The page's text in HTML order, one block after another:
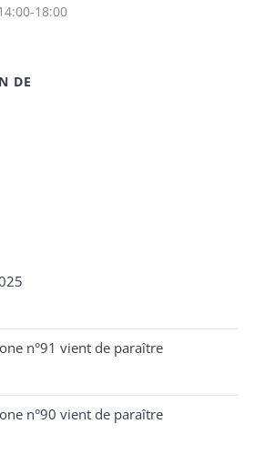
18:00
DE
n°91 vient de paraître
n°90 vient de paraître